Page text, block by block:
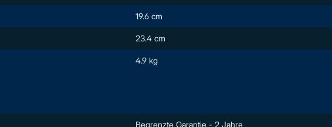
19.6 cm
23.4 cm
4.9 kg
Begrenzte Garantie - 2 Jahre